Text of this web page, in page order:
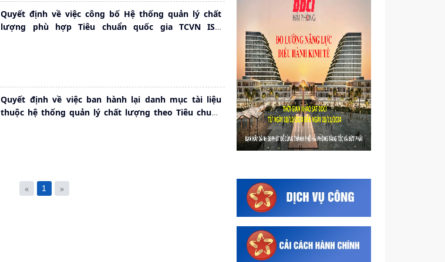
Quyết định về việc công bố Hệ thống quản lý chất
lượng phù hợp Tiêu chuẩn quốc gia TCVN ISO
Quyết định về việc ban hành lại danh mục tài liệu
thuộc hệ thống quản lý chất lượng theo Tiêu chuẩn
« 1 »
chợ trên địa...